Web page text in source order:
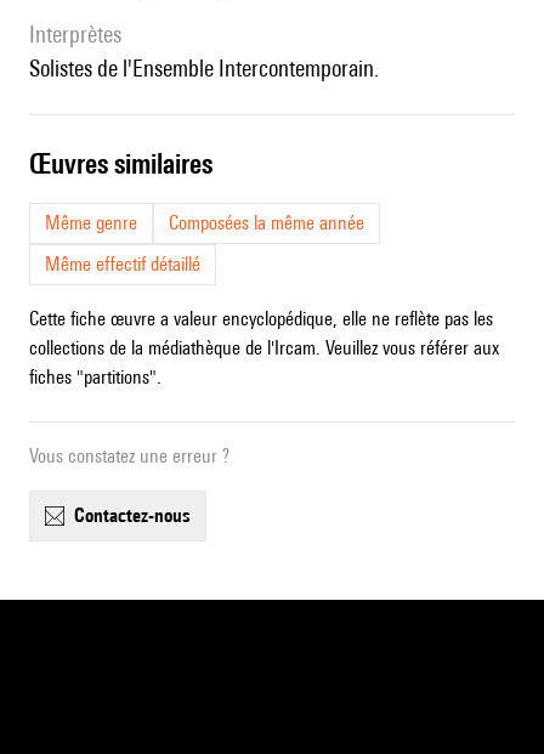
interprètes
Solistes de l'Ensemble Intercontemporain.
œuvres similaires
Même genre
Composées la même année
Même effectif détaillé
Cette fiche œuvre a valeur encyclopédique, elle ne reflète pas les
collections de la médiathèque de l'Ircam. Veuillez vous référer aux
fiches "partitions".
Vous constatez une erreur ?
contactez-nous